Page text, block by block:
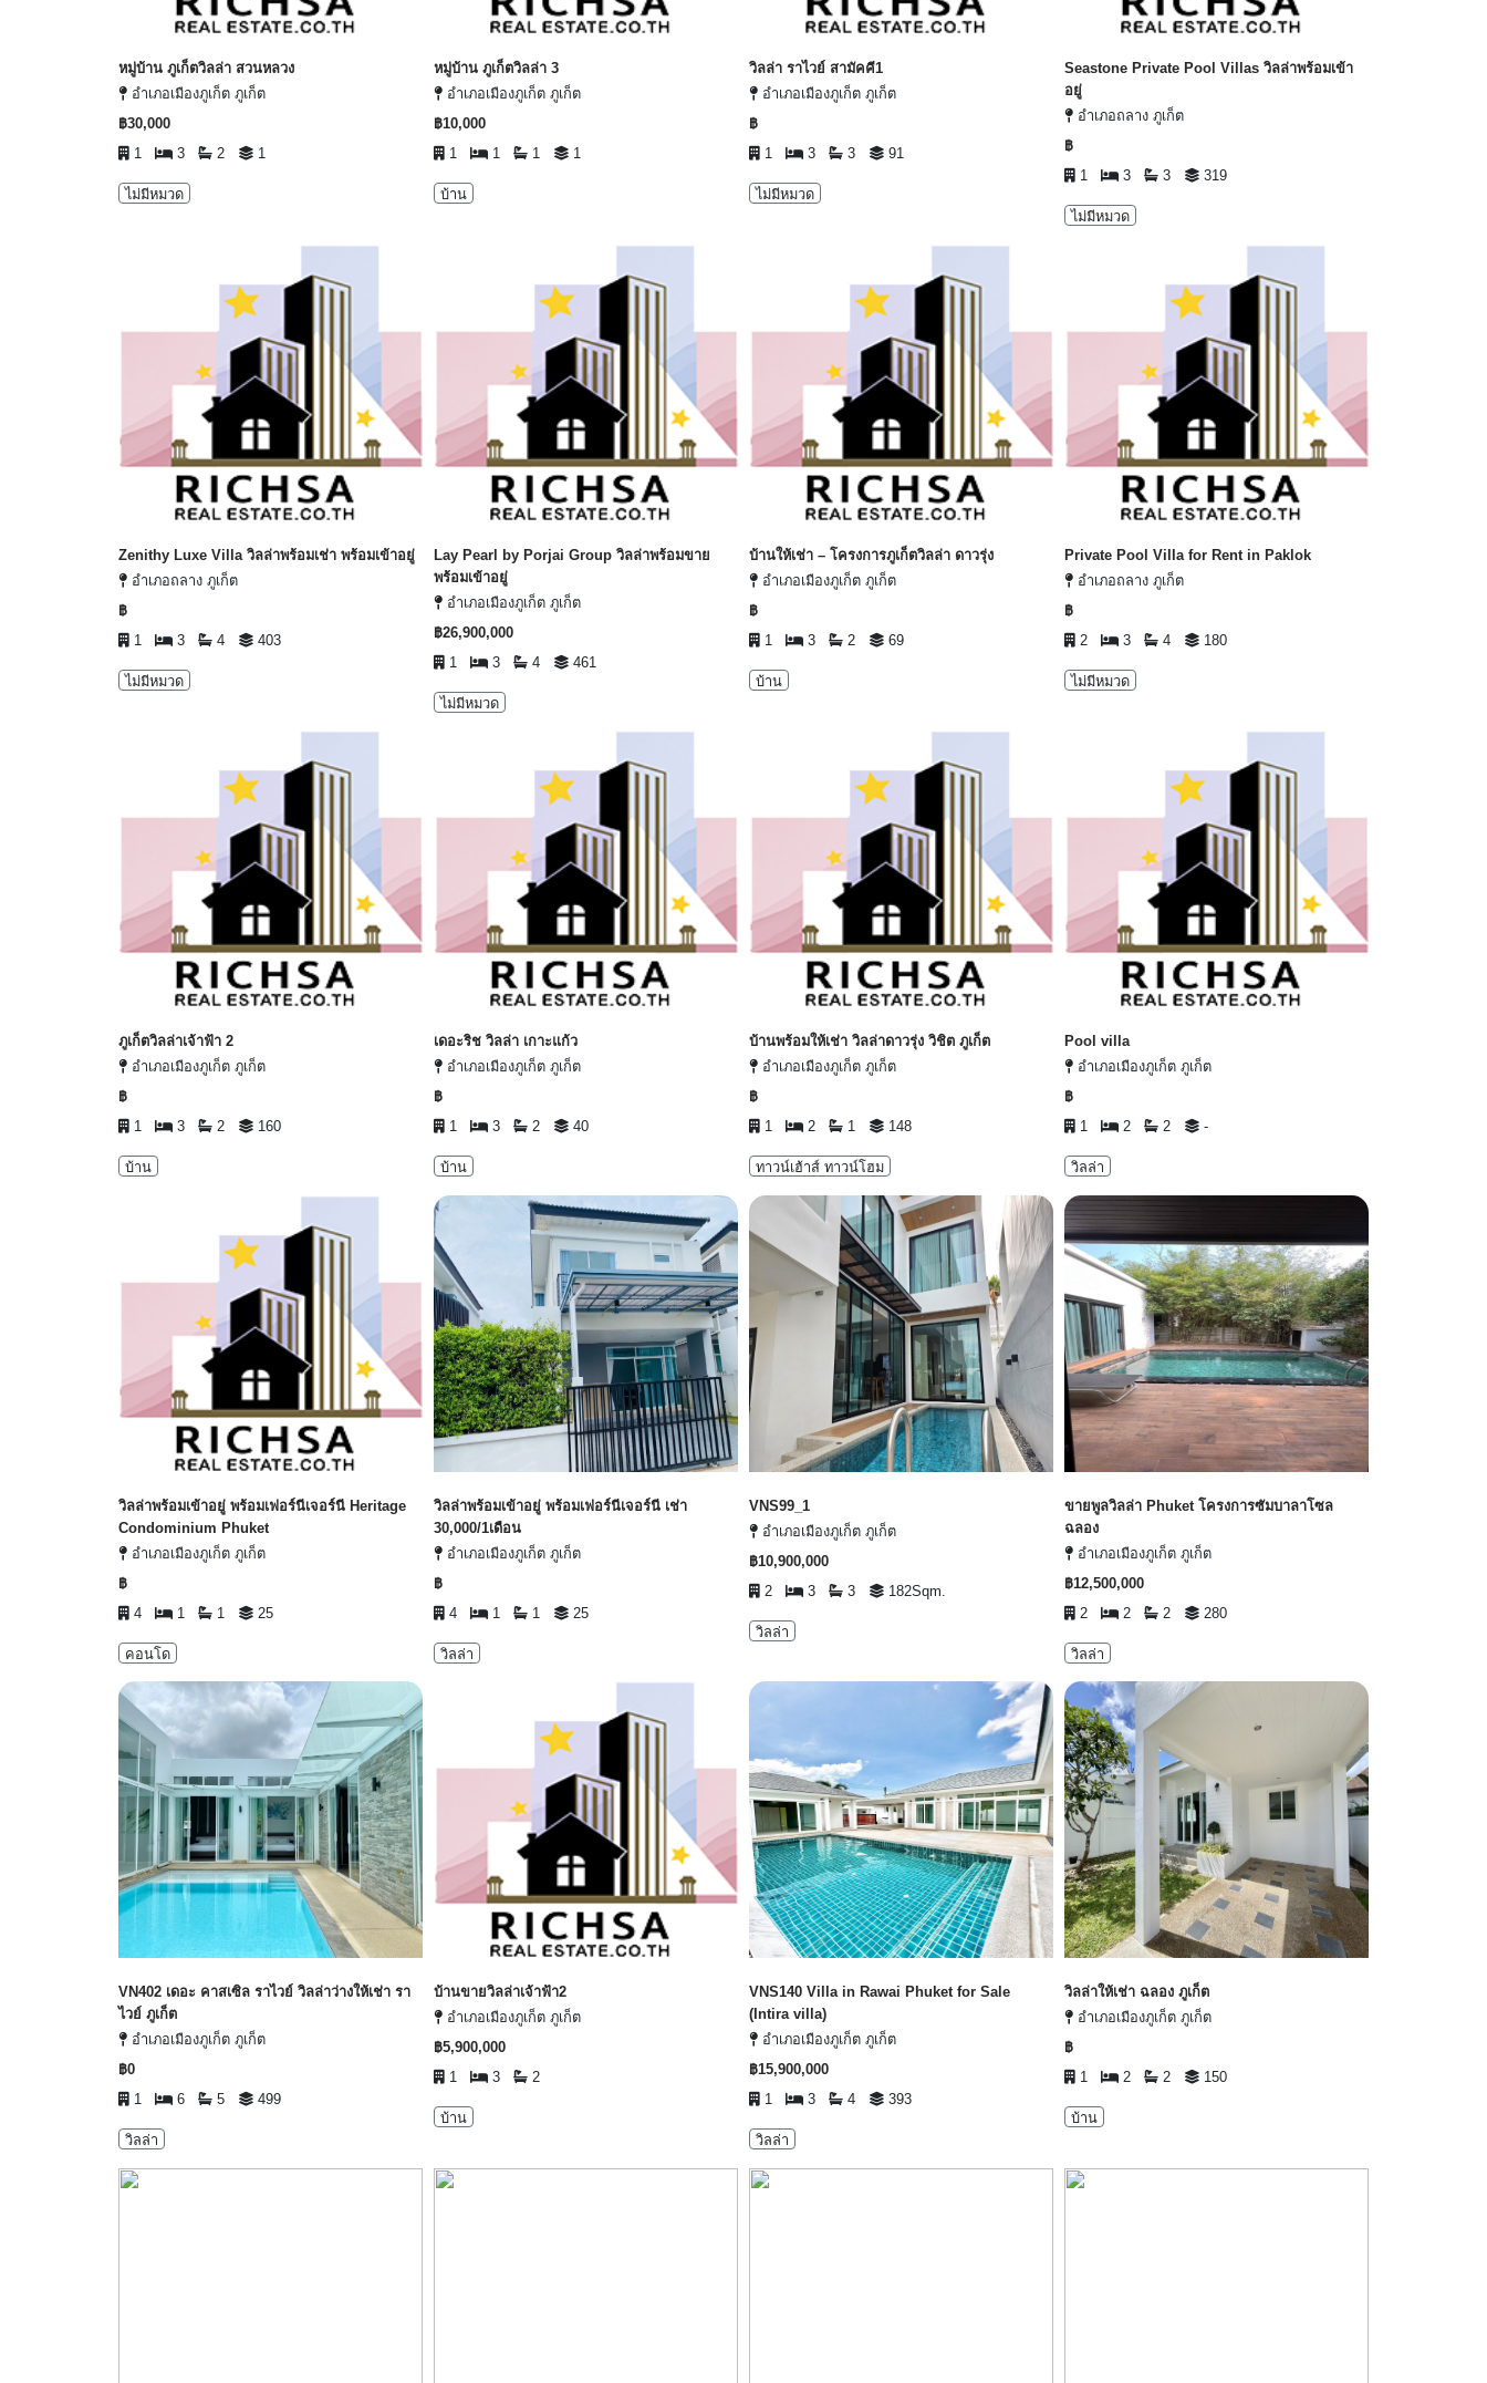
หมู่บ้าน ภูเก็ตวิลล่า สวนหลวง
อำเภอเมืองภูเก็ต ภูเก็ต
฿30,000
1
3 2 1
ไม่มีหมวด
หมู่บ้าน ภูเก็ตวิลล่า 3
อำเภอเมืองภูเก็ต ภูเก็ต
฿10,000
1
1 1 1
บ้าน
วิลล่า ราไวย์ สามัคคี1
อำเภอเมืองภูเก็ต ภูเก็ต
฿
1
3 3 91
ไม่มีหมวด
Seastone Private Pool Villas วิลล่าพร้อมเข้า
อยู่
อำเภอถลาง ภูเก็ต
฿
1
3 3 319
ไม่มีหมวด
Zenithy Luxe Villa วิลล่าพร้อมเช่า พร้อมเข้าอยู่
อำเภอถลาง ภูเก็ต
฿
1
3 4 403
ไม่มีหมวด
Lay Pearl by Porjai Group วิลล่าพร้อมขาย
พร้อมเข้าอยู่
อำเภอเมืองภูเก็ต ภูเก็ต
฿26,900,000
1
3 4 461
ไม่มีหมวด
บ้านให้เช่า – โครงการภูเก็ตวิลล่า ดาวรุ่ง
อำเภอเมืองภูเก็ต ภูเก็ต
฿
1
3 2 69
บ้าน
Private Pool Villa for Rent in Paklok
อำเภอถลาง ภูเก็ต
฿
2
3 4 180
ไม่มีหมวด
ภูเก็ตวิลล่าเจ้าฟ้า 2
อำเภอเมืองภูเก็ต ภูเก็ต
฿
1
3 2 160
บ้าน
เดอะริช วิลล่า เกาะแก้ว
อำเภอเมืองภูเก็ต ภูเก็ต
฿
1
3 2 40
บ้าน
บ้านพร้อมให้เช่า วิลล่าดาวรุ่ง วิชิต ภูเก็ต
อำเภอเมืองภูเก็ต ภูเก็ต
฿
1
2 1 148
ทาวน์เฮ้าส์ ทาวน์โฮม
Pool villa
อำเภอเมืองภูเก็ต ภูเก็ต
฿
1
2 2 -
วิลล่า
วิลล่าพร้อมเข้าอยู่ พร้อมเฟอร์นีเจอร์นี Heritage
Condominium Phuket
อำเภอเมืองภูเก็ต ภูเก็ต
฿
4
1 1 25
คอนโด
วิลล่าพร้อมเข้าอยู่ พร้อมเฟอร์นีเจอร์นี เช่า
30,000/1เดือน
อำเภอเมืองภูเก็ต ภูเก็ต
฿
4
1 1 25
วิลล่า
VNS99_1
อำเภอเมืองภูเก็ต ภูเก็ต
฿10,900,000
2
3 3 182Sqm.
วิลล่า
ขายพูลวิลล่า Phuket โครงการซัมบาลาโซล
ฉลอง
อำเภอเมืองภูเก็ต ภูเก็ต
฿12,500,000
2
2 2 280
วิลล่า
VN402 เดอะ คาสเซิล ราไวย์ วิลล่าว่างให้เช่า รา
ไวย์ ภูเก็ต
อำเภอเมืองภูเก็ต ภูเก็ต
฿0
1
6 5 499
วิลล่า
บ้านขายวิลล่าเจ้าฟ้า2
อำเภอเมืองภูเก็ต ภูเก็ต
฿5,900,000
1
3 2
บ้าน
VNS140 Villa in Rawai Phuket for Sale
(Intira villa)
อำเภอเมืองภูเก็ต ภูเก็ต
฿15,900,000
1
3 4 393
วิลล่า
วิลล่าให้เช่า ฉลอง ภูเก็ต
อำเภอเมืองภูเก็ต ภูเก็ต
฿
1
2 2 150
บ้าน